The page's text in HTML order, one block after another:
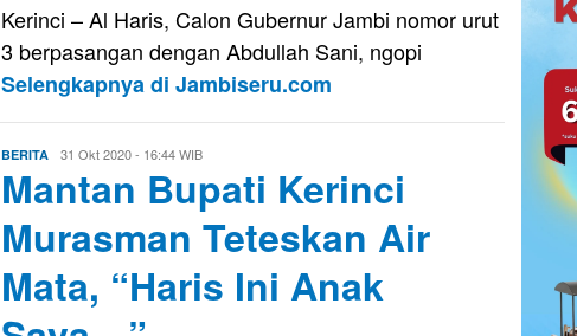
Kerinci – Al Haris, Calon Gubernur Jambi nomor urut
3 berpasangan dengan Abdullah Sani, ngopi
Selengkapnya di Jambiseru.com
BERITA Evo
31 Okt 2020 - 16:44 WIB
Mantan Bupati Kerinci
Murasman Teteskan Air
Mata, “Haris Ini Anak